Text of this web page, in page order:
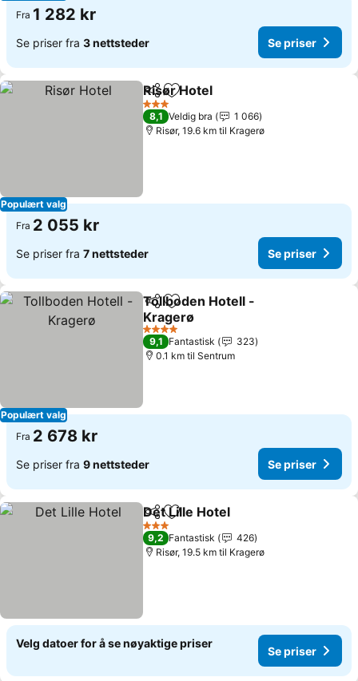
Fra 1 282 kr
Se priser fra 3 nettsteder Se priser
Populært valg
Del Legg til i favoritter
Risør Hotel
3 Stjerner
8,1 Veldig bra
1 066
Risør, 19.6 km til Kragerø
Fra 2 055 kr
Se priser fra 7 nettsteder Se priser
Populært valg
Del Legg til i favoritter
Tollboden Hotell -
Kragerø
4 Stjerner
9,1 Fantastisk
323
0.1 km til Sentrum
Fra 2 678 kr
Se priser fra 9 nettsteder Se priser
Del Legg til i favoritter
Det Lille Hotel
3 Stjerner
9,2 Fantastisk
426
Risør, 19.5 km til Kragerø
Velg datoer for å se nøyaktige priser
Se priser